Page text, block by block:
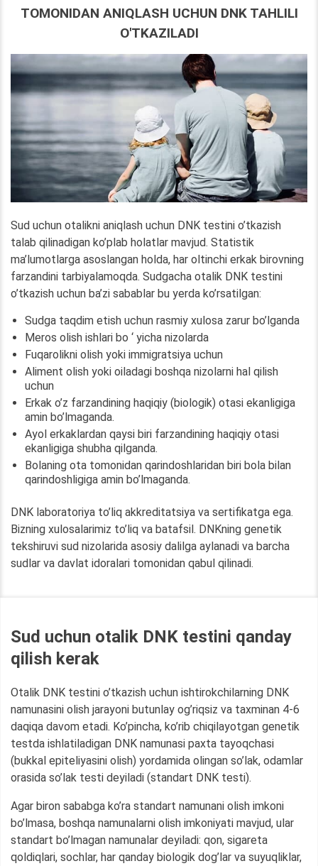
TOMONIDAN ANIQLASH UCHUN DNK TAHLILI
O'TKAZILADI
Sud uchun otalikni aniqlash uchun DNK testini o’tkazish
talab qilinadigan ko’plab holatlar mavjud. Statistik
ma’lumotlarga asoslangan holda, har oltinchi erkak birovning
farzandini tarbiyalamoqda. Sudgacha otalik DNK testini
o’tkazish uchun ba’zi sabablar bu yerda ko’rsatilgan:
Sudga taqdim etish uchun rasmiy xulosa zarur bo’lganda
Meros olish ishlari bo ‘ yicha nizolarda
Fuqarolikni olish yoki immigratsiya uchun
Aliment olish yoki oiladagi boshqa nizolarni hal qilish
uchun
Erkak o’z farzandining haqiqiy (biologik) otasi ekanligiga
amin bo’lmaganda.
Ayol erkaklardan qaysi biri farzandining haqiqiy otasi
ekanligiga shubha qilganda.
Bolaning ota tomonidan qarindoshlaridan biri bola bilan
qarindoshligiga amin bo’lmaganda.
DNK laboratoriya to’liq akkreditatsiya va sertifikatga ega.
Bizning xulosalarimiz to’liq va batafsil. DNKning genetik
tekshiruvi sud nizolarida asosiy dalilga aylanadi va barcha
sudlar va davlat idoralari tomonidan qabul qilinadi.
Sud uchun otalik DNK testini qanday
qilish kerak
Otalik DNK testini o’tkazish uchun ishtirokchilarning DNK
namunasini olish jarayoni butunlay og’riqsiz va taxminan 4-6
daqiqa davom etadi. Ko’pincha, ko’rib chiqilayotgan genetik
testda ishlatiladigan DNK namunasi paxta tayoqchasi
(bukkal epiteliyasini olish) yordamida olingan so’lak, odamlar
orasida so’lak testi deyiladi (standart DNK testi).
Agar biron sababga ko’ra standart namunani olish imkoni
bo’lmasa, boshqa namunalarni olish imkoniyati mavjud, ular
standart bo’lmagan namunalar deyiladi: qon, sigareta
qoldiqlari, sochlar, har qanday biologik dog’lar va suyuqliklar,